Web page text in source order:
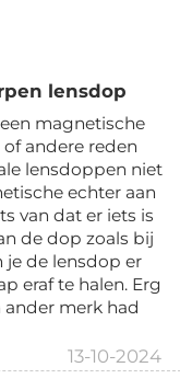
lensdop
magnetische
andere reden
lensdoppen niet
echter aan
van dat er iets is
de dop zoals bij
je de lensdop er
eraf te halen. Erg
merk had
13-10-2024